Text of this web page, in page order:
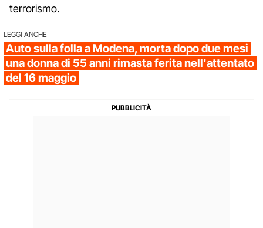
terrorismo.
LEGGI ANCHE
Auto sulla folla a Modena, morta dopo due mesi
una donna di 55 anni rimasta ferita nell'attentato
del 16 maggio